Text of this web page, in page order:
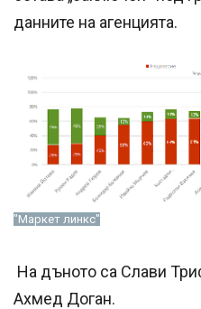
данните на агенцията.
"Маркет линкс"
На дъното са Слави
Ахмед Доган.